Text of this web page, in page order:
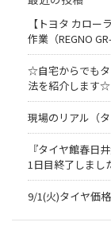
【トヨタ カロー
作業（REGNO
☆自宅からでも
法を紹介します☆
現場のリアル（タ
『タイヤ館春日
1日目終了しまし
9/1(火)タイヤ価